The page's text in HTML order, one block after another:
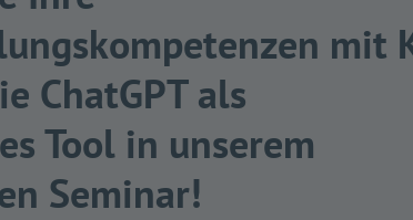
mit
ChatGPT als
Tool in unserem
Seminar!